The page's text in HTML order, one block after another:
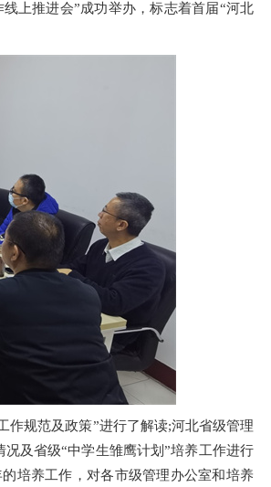
上推进会”成功举办，标志着首届“河北
作规范及政策”进行了解读;河北省级管理
及省级“中学生雏鹰计划”培养工作进行
培养工作，对各市级管理办公室和培养